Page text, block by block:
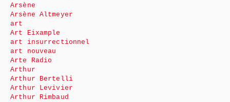
Arsène
Arsène Altmeyer
art
Art Eixample
art insurrectionnel
art nouveau
Arte Radio
Arthur
Arthur Bertelli
Arthur Levivier
Arthur Rimbaud